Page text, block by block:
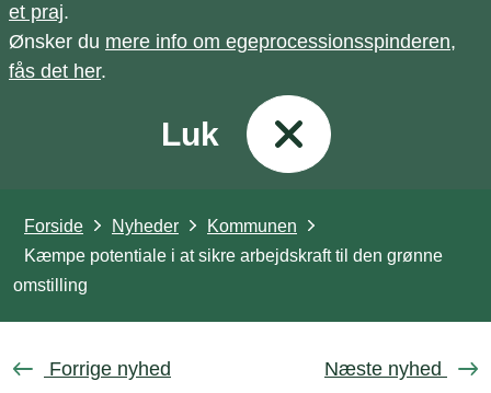
et praj.
Ønsker du mere info om egeprocessionsspinderen,
fås det her.
Luk
Forside Nyheder
Kommunen
Kæmpe potentiale i at sikre arbejdskraft til den grønne
omstilling
Forrige nyhed Næste nyhed